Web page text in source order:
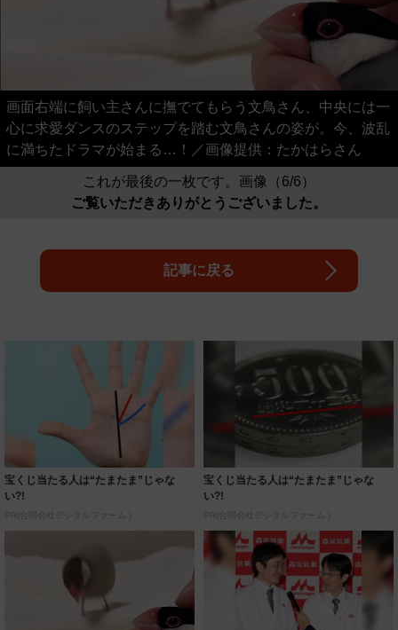
画面右端に飼い主さんに撫でてもらう文鳥さん、中央には一
心に求愛ダンスのステップを踏む文鳥さんの姿が。今、波乱
に満ちたドラマが始まる…！／画像提供：たかはらさん
これが最後の一枚です。画像（6/6）
ご覧いただきありがとうございました。
記事に戻る
宝くじ当たる人は“たまたま”じゃな
い?!
PR(合同会社デジタルファーム )
宝くじ当たる人は“たまたま”じゃな
い?!
PR(合同会社デジタルファーム )